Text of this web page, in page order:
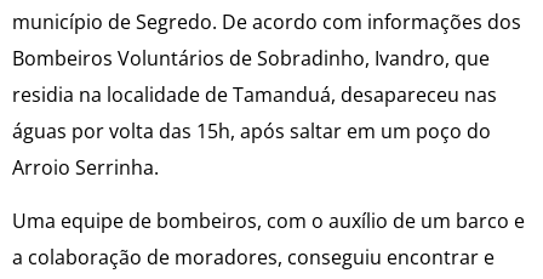
município de Segredo. De acordo com informações dos
Bombeiros Voluntários de Sobradinho, Ivandro, que
residia na localidade de Tamanduá, desapareceu nas
águas por volta das 15h, após saltar em um poço do
Arroio Serrinha.
Uma equipe de bombeiros, com o auxílio de um barco e
a colaboração de moradores, conseguiu encontrar e